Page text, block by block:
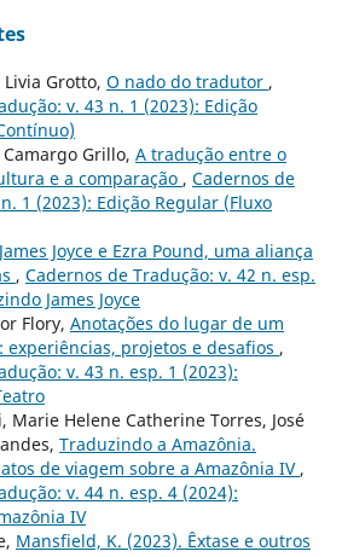
Grotto, O nado do tradutor ,
v. 43 n. 1 (2023): Edição
Grillo, A tradução entre o
e a comparação , Cadernos de
1 (2023): Edição Regular (Fluxo
James Joyce e Ezra Pound, uma aliança
, Cadernos de Tradução: v. 42 n. esp.
James Joyce
Flory, Anotações do lugar de um
projetos e desafios ,
v. 43 n. esp. 1 (2023):
Marie Helene Catherine Torres, José
Traduzindo a Amazônia.
de viagem sobre a Amazônia IV ,
v. 44 n. esp. 4 (2024):
IV
Mansfield, K. (2023). Êxtase e outros